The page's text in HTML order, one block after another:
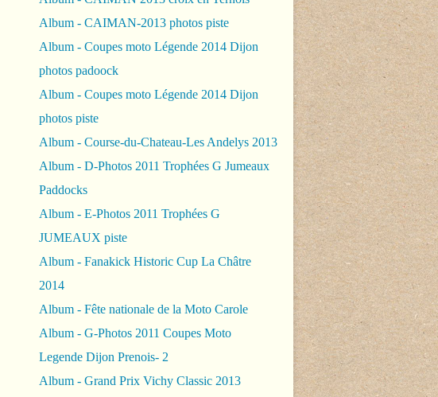
Album - CAIMAN-2013 photos piste
Album - Coupes moto Légende 2014 Dijon
photos padoock
Album - Coupes moto Légende 2014 Dijon
photos piste
Album - Course-du-Chateau-Les Andelys 2013
Album - D-Photos 2011 Trophées G Jumeaux
Paddocks
Album - E-Photos 2011 Trophées G
JUMEAUX piste
Album - Fanakick Historic Cup La Châtre
2014
Album - Fête nationale de la Moto Carole
Album - G-Photos 2011 Coupes Moto
Legende Dijon Prenois- 2
Album - Grand Prix Vichy Classic 2013